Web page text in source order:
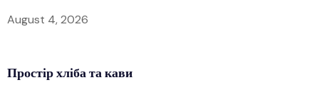
August 4, 2026
Простірхлібата кави